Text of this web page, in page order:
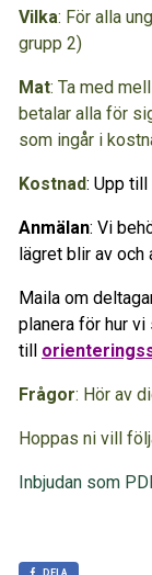
Vilka: För alla
grupp 2)
Mat: Ta med
betalar alla för
som ingår i
Kostnad: Upp
Anmälan: Vi
lägret blir av och
Maila om
planera för hur
till
Frågor: Hör av
Hoppas ni vill
Inbjudan som
DELA